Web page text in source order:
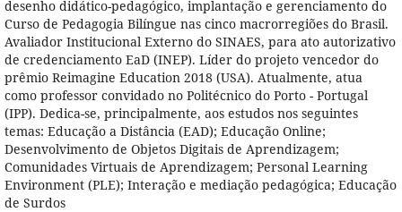
desenho didático-pedagógico, implantação e gerenciamento do
Curso de Pedagogia Bilíngue nas cinco macrorregiões do Brasil.
Avaliador Institucional Externo do SINAES, para ato autorizativo
de credenciamento EaD (INEP). Líder do projeto vencedor do
prêmio Reimagine Education 2018 (USA). Atualmente, atua
como professor convidado no Politécnico do Porto - Portugal
(IPP). Dedica-se, principalmente, aos estudos nos seguintes
temas: Educação a Distância (EAD); Educação Online;
Desenvolvimento de Objetos Digitais de Aprendizagem;
Comunidades Virtuais de Aprendizagem; Personal Learning
Environment (PLE); Interação e mediação pedagógica; Educação
de Surdos